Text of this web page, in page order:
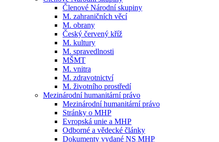
Členové Národní skupiny
M. zahraničních věcí
M. obrany
Český červený kříž
M. kultury
M. spravedlnosti
MŠMT
M. vnitra
M. zdravotnictví
M. životního prostředí
Mezinárodní humanitární právo
Mezinárodní humanitární právo
Stránky o MHP
Evropská unie a MHP
Odborné a vědecké články
Dokumenty vydané NS MHP